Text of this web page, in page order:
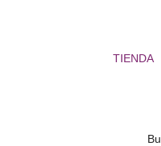
TIENDA